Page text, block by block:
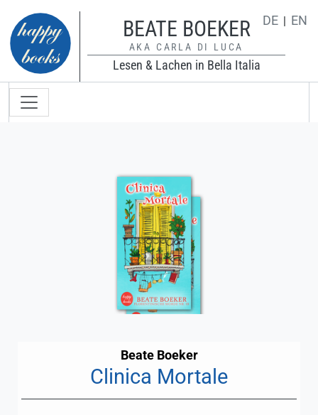
Direkt zum Inhalt BEATE BOEKER
AKA CARLA DI LUCA
Lesen & Lachen in Bella Italia
DE EN
Hauptnavigation
Beate Boeker
Clinica Mortale